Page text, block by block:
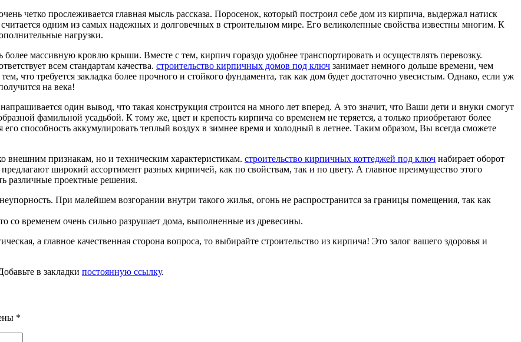
четко прослеживается главная мысль рассказа. Поросенок, который построил себе дом из кирпича, выдержал натиск
одним из самых надежных и долговечных в строительном мире. Его великолепные свойства известны многим. К
нагрузки.
массивную кровлю крыши. Вместе с тем, кирпич гораздо удобнее транспортировать и осуществлять перевозку.
всем стандартам качества. строительство кирпичных домов под ключ занимает немного дольше времени, чем
что требуется закладка более прочного и стойкого фундамента, так как дом будет достаточно увесистым. Однако, если уж
на века!
один вывод, что такая конструкция строится на много лет вперед. А это значит, что Ваши дети и внуки смогут
фамильной усадьбой. К тому же, цвет и крепость кирпича со временем не теряется, а только приобретают более
способность аккумулировать теплый воздух в зимнее время и холодный в летнее. Таким образом, Вы всегда сможете
внешним признакам, но и техническим характеристикам. строительство кирпичных коттеджей под ключ набирает оборот
широкий ассортимент разных кирпичей, как по свойствам, так и по цвету. А главное преимущество этого
различные проектные решения.
При малейшем возгорании внутри такого жилья, огонь не распространится за границы помещения, так как
со временем очень сильно разрушает дома, выполненные из древесины.
а главное качественная сторона вопроса, то выбирайте строительство из кирпича! Это залог вашего здоровья и
в закладки постоянную ссылку.
*